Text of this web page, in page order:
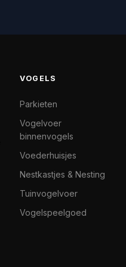
VOGELS
Parkieten
Vogelvoer
binnenvogels
Voederhuisjes
Nestkastjes & Nesting
Tuinvogelvoer
Vogelspeelgoed